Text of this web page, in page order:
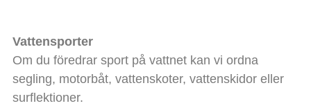
Vattensporter
Om du föredrar sport på vattnet kan vi ordna
segling, motorbåt, vattenskoter, vattenskidor eller
surflektioner.